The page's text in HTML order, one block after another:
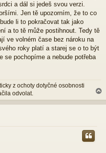
a dál si jedeš svou verzi.
Jen tě upozorním, že to co
li to pokračovat tak jako
a to tě může postihnout. Tedy tě
ve volném čase bez nároku na
roky platí a starej se o to být
se pochopíme a nebude potřeba
z ochoty dotyčné osobnosti
odvolat.
a
h